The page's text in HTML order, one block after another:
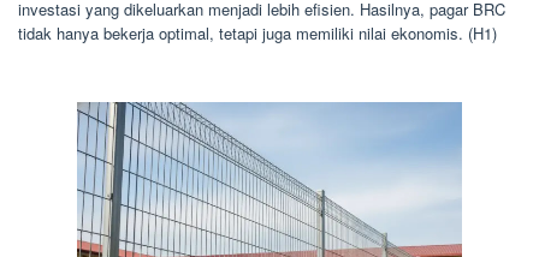
investasi yang dikeluarkan menjadi lebih efisien. Hasilnya, pagar BRC
tidak hanya bekerja optimal, tetapi juga memiliki nilai ekonomis. (H1)